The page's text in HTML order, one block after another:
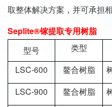
取整体解决方案，并可承担
Seplite®镓提取专用树脂
型号
类型
LSC-600
鳌合树脂
LSC-900
鳌合树脂